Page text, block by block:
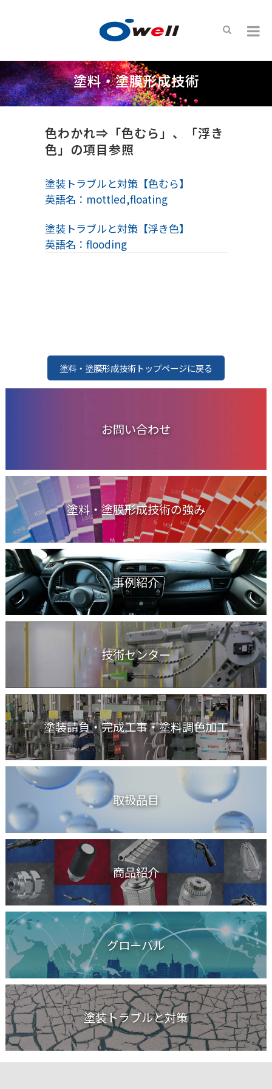
塗料・塗膜形成技術
色わかれ⇒「色むら」、「浮き
色」の項目参照
塗装トラブルと対策【色むら】
英語名：mottled,floating
塗装トラブルと対策【浮き色】
英語名：flooding
塗料・塗膜形成技術トップページに戻る
お問い合わせ
塗料・塗膜形成技術の強み
事例紹介
技術センター
塗装請負・完成工事・塗料調色加工
取扱品目
商品紹介
グローバル
塗装トラブルと対策